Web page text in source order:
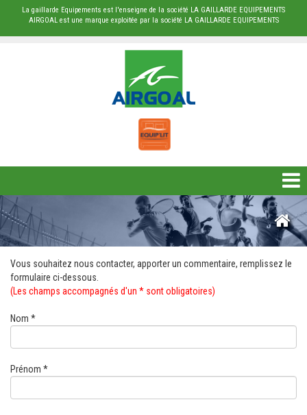
La gaillarde Equipements est l'enseigne de la société LA GAILLARDE EQUIPEMENTS
AIRGOAL est une marque exploitée par la société LA GAILLARDE EQUIPEMENTS
DESTOCKAGE
BÂCHE
PROTECTION
COMMUNICATION VISUELLE
MATERIEL DE MARCHE
Vous souhaitez nous contacter, apporter un commentaire, remplissez le
formulaire ci-dessous.
(Les champs accompagnés d'un * sont obligatoires)
Nom *
Prénom *